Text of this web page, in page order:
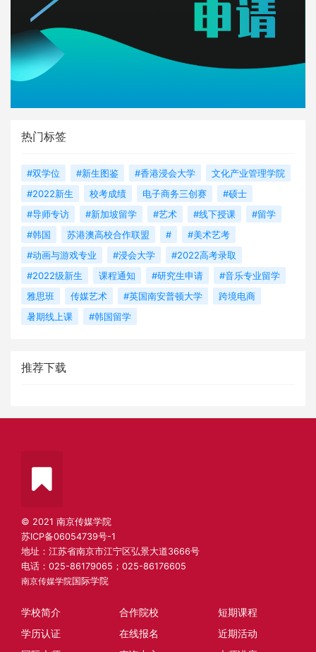
热门标签
#双学位 #新生图鉴 #香港浸会大学
文化产业管理学院
#2022新生
校考成绩 电子商务三创赛
#硕士
#导师专访
#新加坡留学 #艺术 #线下授课
#留学
#韩国
苏港澳高校合作联盟 #
#美术艺考
#动画与游戏专业
#浸会大学
#2022高考录取
#2022级新生
课程通知 #研究生申请
#音乐专业留学
雅思班
传媒艺术 #英国南安普顿大学
跨境电商
暑期线上课
#韩国留学
推荐下载
© 2021 南京传媒学院
苏ICP备06054739号-1
地址：江苏省南京市江宁区弘景大道3666号
电话：025-86179065；025-86176605
南京传媒学院国际学院
学校简介
学历认证
合作院校
在线报名
短期课程
近期活动